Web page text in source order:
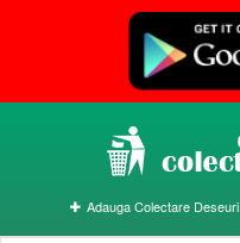
Adauga Colectare Deseuri